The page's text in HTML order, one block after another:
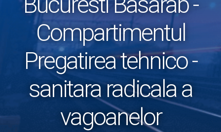
Compartimentul
Pregatirea tehnico -
sanitara radicala a
vagoanelor